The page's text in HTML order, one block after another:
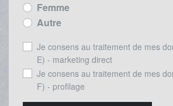
Femme
Autre
Je consens au traitement de mes
E) - marketing direct
Je consens au traitement de mes
F) - profilage